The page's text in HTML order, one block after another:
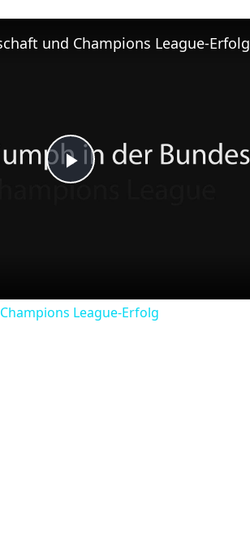
Play
und Champions League-Erfolg
League-Erfolg